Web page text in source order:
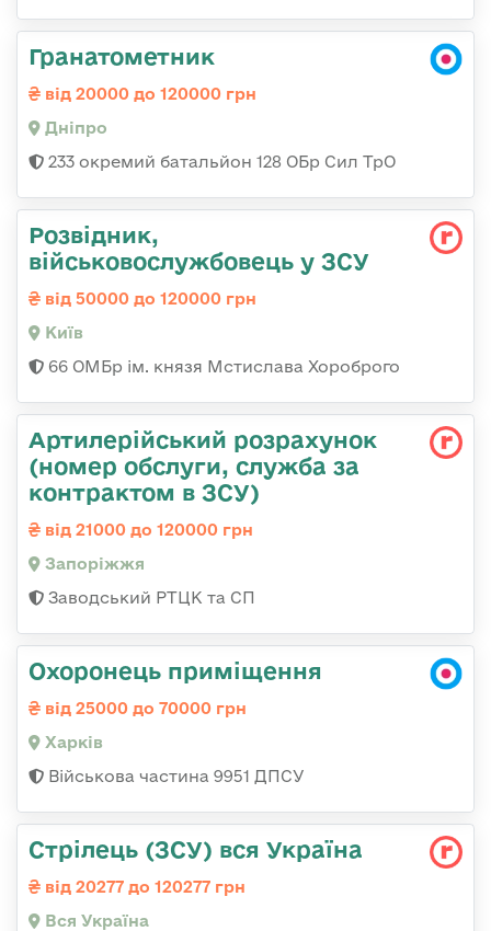
Гранатометник
від 20000 до 120000 грн
Дніпро
233 окремий батальйон 128 ОБр Сил ТрО
Розвідник,
військовослужбовець у ЗСУ
від 50000 до 120000 грн
Київ
66 ОМБр ім. князя Мстислава Хороброго
Артилерійський розрахунок
(номер обслуги, служба за
контрактом в ЗСУ)
від 21000 до 120000 грн
Запоріжжя
Заводський РТЦК та СП
Охоронець приміщення
від 25000 до 70000 грн
Харків
Військова частина 9951 ДПСУ
Стрілець (ЗСУ) вся Україна
від 20277 до 120277 грн
Вся Україна